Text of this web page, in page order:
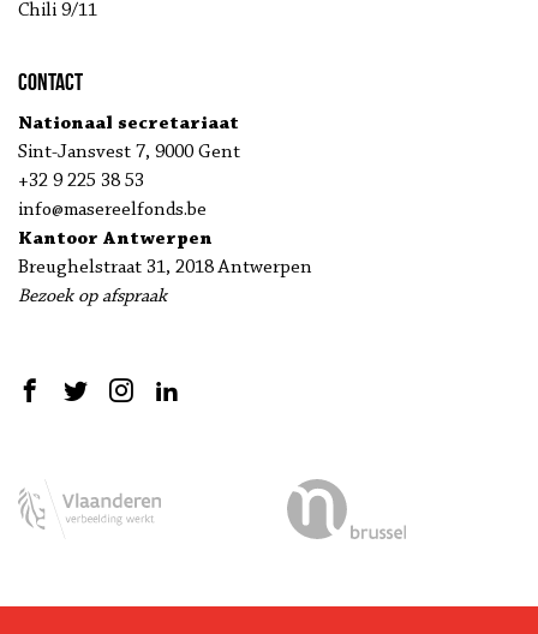
Chili 9/11
Contact
Nationaal secretariaat
Sint-Jansvest 7, 9000 Gent
+32 9 225 38 53
info@masereelfonds.be
Kantoor Antwerpen
Breughelstraat 31, 2018 Antwerpen
Bezoek op afspraak